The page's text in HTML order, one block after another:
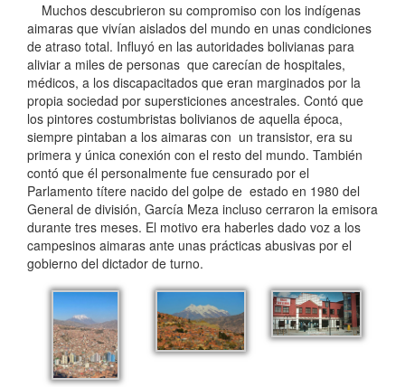
Muchos descubrieron su compromiso con los indígenas
aimaras que vivían aislados del mundo en unas condiciones
de atraso total. Influyó en las autoridades bolivianas para
aliviar a miles de personas que carecían de hospitales,
médicos, a los discapacitados que eran marginados por la
propia sociedad por supersticiones ancestrales. Contó que
los pintores costumbristas bolivianos de aquella época,
siempre pintaban a los aimaras con un transistor, era su
primera y única conexión con el resto del mundo. También
contó que él personalmente fue censurado por el
Parlamento títere nacido del golpe de estado en 1980 del
General de división, García Meza incluso cerraron la emisora
durante tres meses. El motivo era haberles dado voz a los
campesinos aimaras ante unas prácticas abusivas por el
gobierno del dictador de turno.